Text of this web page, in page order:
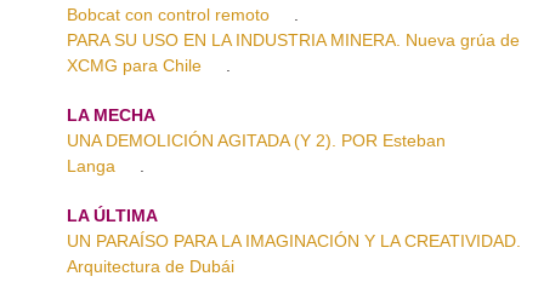
Bobcat con control remoto
PARA SU USO EN LA INDUSTRIA MINERA. Nueva grúa de
XCMG para Chile
LA MECHA
UNA DEMOLICIÓN AGITADA (Y 2). POR Esteban
Langa
LA ÚLTIMA
UN PARAÍSO PARA LA IMAGINACIÓN Y LA CREATIVIDAD.
Arquitectura de Dubái